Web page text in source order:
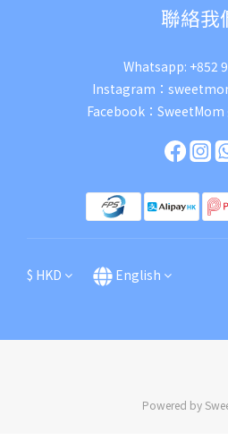
聯絡我
Whatsapp: +852
Instagram：
Facebook： SweetMom
$ HKD English
Powered by